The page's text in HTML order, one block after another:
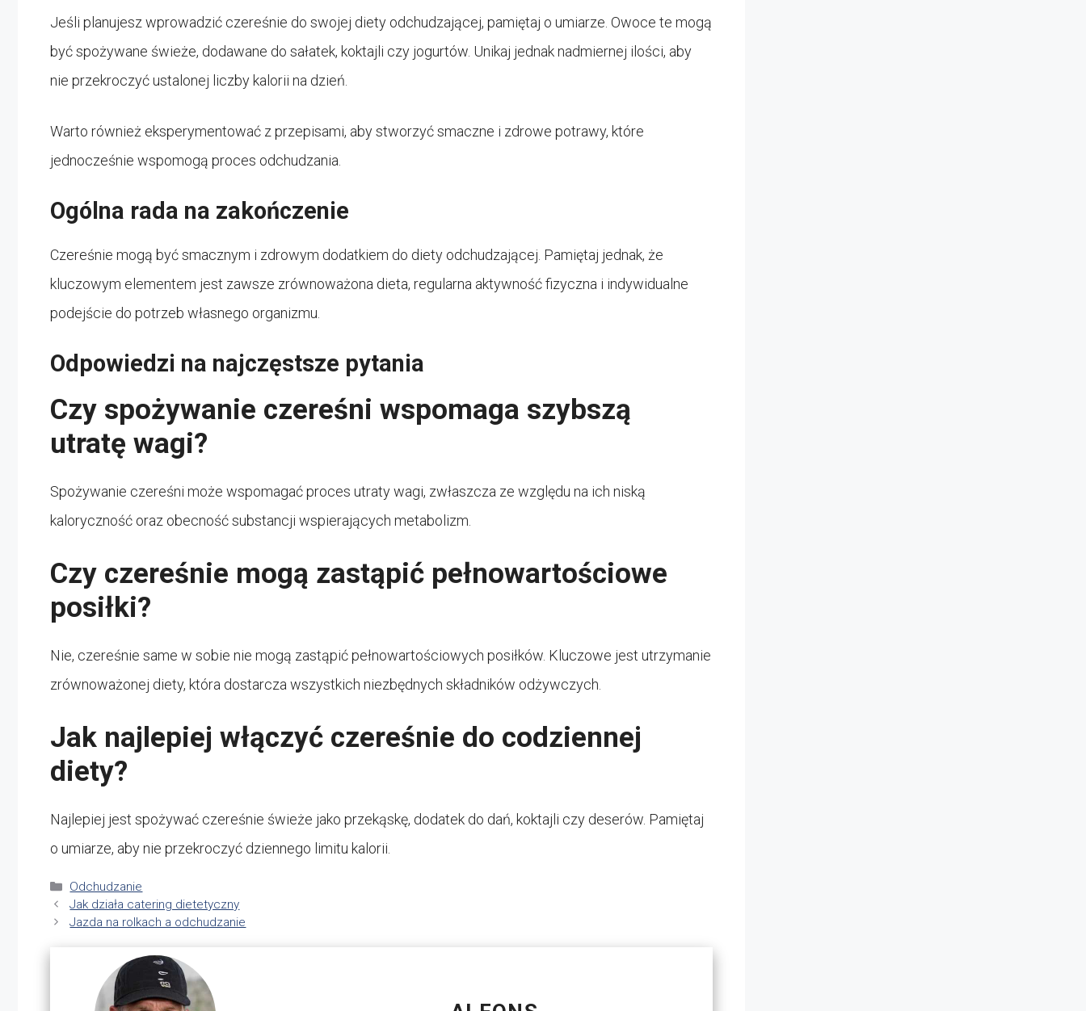
Jeśli planujesz wprowadzić czereśnie do swojej diety odchudzającej, pamiętaj o umiarze. Owoce te mogą
być spożywane świeże, dodawane do sałatek, koktajli czy jogurtów. Unikaj jednak nadmiernej ilości, aby
nie przekroczyć ustalonej liczby kalorii na dzień.
Warto również eksperymentować z przepisami, aby stworzyć smaczne i zdrowe potrawy, które
jednocześnie wspomogą proces odchudzania.
Ogólna rada na zakończenie
Czereśnie mogą być smacznym i zdrowym dodatkiem do diety odchudzającej. Pamiętaj jednak, że
kluczowym elementem jest zawsze zrównoważona dieta, regularna aktywność fizyczna i indywidualne
podejście do potrzeb własnego organizmu.
Odpowiedzi na najczęstsze pytania
Czy spożywanie czereśni wspomaga szybszą
utratę wagi?
Spożywanie czereśni może wspomagać proces utraty wagi, zwłaszcza ze względu na ich niską
kaloryczność oraz obecność substancji wspierających metabolizm.
Czy czereśnie mogą zastąpić pełnowartościowe
posiłki?
Nie, czereśnie same w sobie nie mogą zastąpić pełnowartościowych posiłków. Kluczowe jest utrzymanie
zrównoważonej diety, która dostarcza wszystkich niezbędnych składników odżywczych.
Jak najlepiej włączyć czereśnie do codziennej
diety?
Najlepiej jest spożywać czereśnie świeże jako przekąskę, dodatek do dań, koktajli czy deserów. Pamiętaj
o umiarze, aby nie przekroczyć dziennego limitu kalorii.
Kategorie
Odchudzanie
Jak działa catering dietetyczny
Jazda na rolkach a odchudzanie